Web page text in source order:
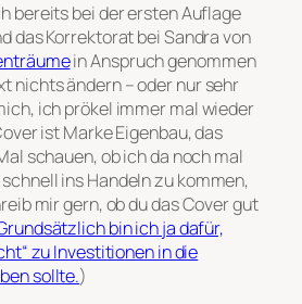
bereits bei der ersten Auflage
das Korrektorat bei Sandra von
in Anspruch genommen
nichts ändern – oder nur sehr
ich prökel immer mal wieder
ist Marke Eigenbau, das
schauen, ob ich da noch mal
ins Handeln zu kommen,
mir gern, ob du das Cover gut
bin ich ja dafür,
zu Investitionen in die
sollte.)